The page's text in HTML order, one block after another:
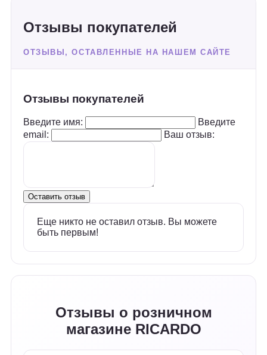
Отзывы покупателей
ОТЗЫВЫ, ОСТАВЛЕННЫЕ НА НАШЕМ САЙТЕ
Отзывы покупателей
Введите имя:
Введите
email:
Ваш отзыв:
Оставить отзыв
Еще никто не оставил отзыв. Вы можете
быть первым!
Отзывы о розничном
магазине RICARDO